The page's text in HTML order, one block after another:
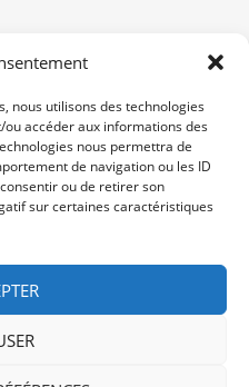
nous utilisons des technologies
accéder aux informations des
nous permettra de
de navigation ou les ID
ou de retirer son
sur certaines caractéristiques
33800
-19:00
/ /